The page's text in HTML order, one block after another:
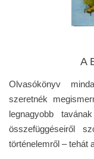
A
Olvasókönyv
szeretnék
legnagyobb
összefüggéseiről
történelemről – tehát